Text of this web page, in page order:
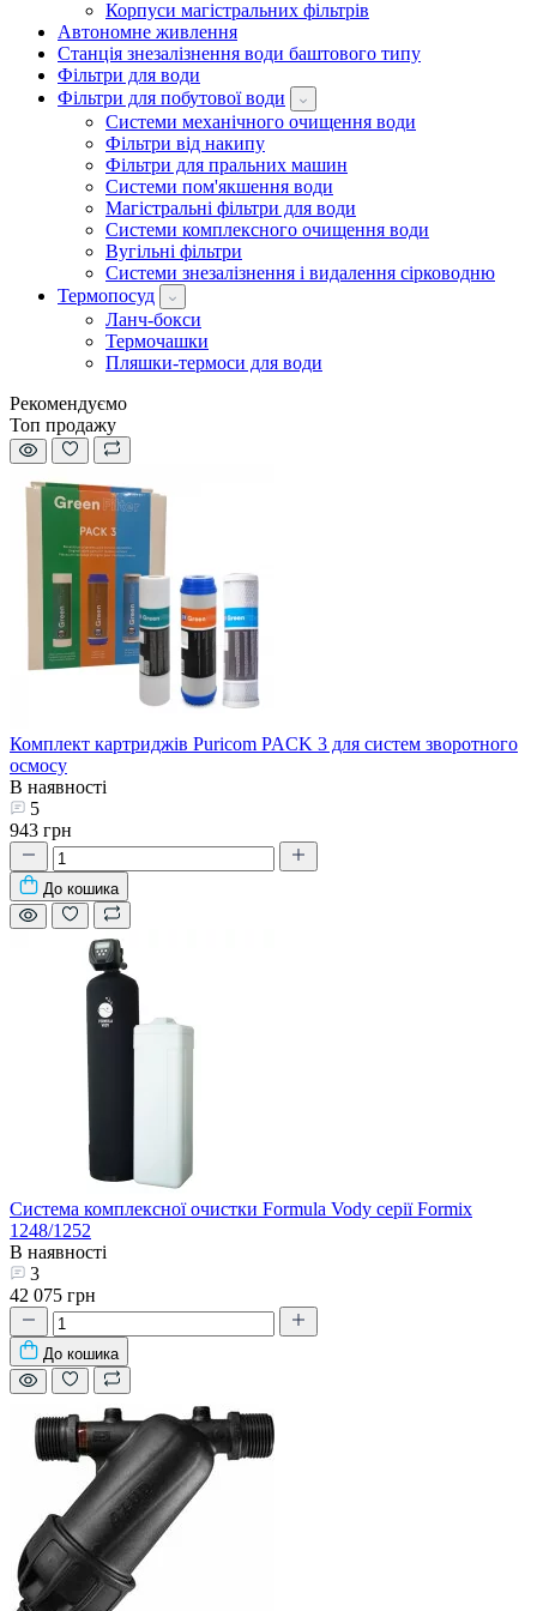
Корпуси магістральних фільтрів
Автономне живлення
Станція знезалізнення води баштового типу
Фільтри для води
Фільтри для побутової води
Системи механічного очищення води
Фільтри від накипу
Фільтри для пральних машин
Системи пом'якшення води
Магістральні фільтри для води
Системи комплексного очищення води
Вугільні фільтри
Системи знезалізнення і видалення сірководню
Термопосуд
Ланч-бокси
Термочашки
Пляшки-термоси для води
Рекомендуємо
Топ продажу
Комплект картриджів Puricom PACK 3 для систем зворотного
осмосу
В наявності
5
943 грн
До кошика
Система комплексної очистки Formula Vody серії Formix
1248/1252
В наявності
3
42 075 грн
До кошика